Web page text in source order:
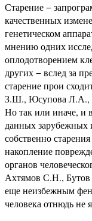
Старение −
качественных
генетическом
мнению одних
оплодотворением
других − вслед за
старение прои
З.Ш., Юсупова Л.А.,
Но так или иначе, и
данных зарубежных
собственно
накопление
органов
Ахтямов С.Н.,
еще неизбежным
человека отнюдь не